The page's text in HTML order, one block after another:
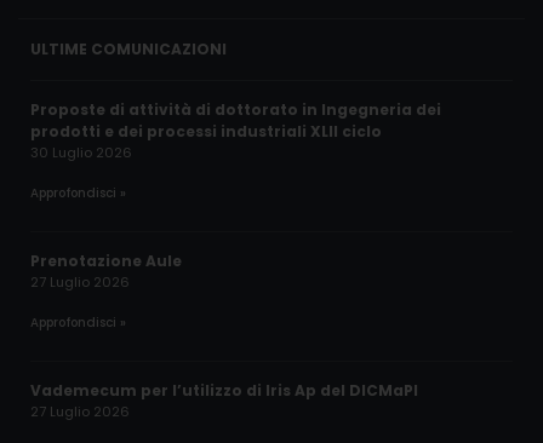
ULTIME COMUNICAZIONI
Proposte di attività di dottorato in Ingegneria dei
prodotti e dei processi industriali XLII ciclo
30 Luglio 2026
Approfondisci »
Prenotazione Aule
27 Luglio 2026
Approfondisci »
Vademecum per l’utilizzo di Iris Ap del DICMaPI
27 Luglio 2026